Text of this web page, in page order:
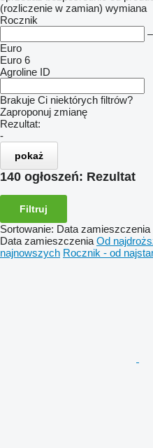
(rozliczenie w zamian) wymiana
Rocznik
–
Euro
Euro 6
Agroline ID
Brakuje Ci niektórych filtrów?
Zaproponuj zmianę
Rezultat:
-
pokaż
140 ogłoszeń: Rezultat
Filtruj
Sortowanie: Data zamieszczenia
Data zamieszczenia Od
najnowszych Rocznik - od